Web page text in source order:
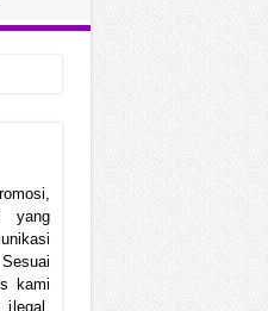
yang
kami
ilegal.